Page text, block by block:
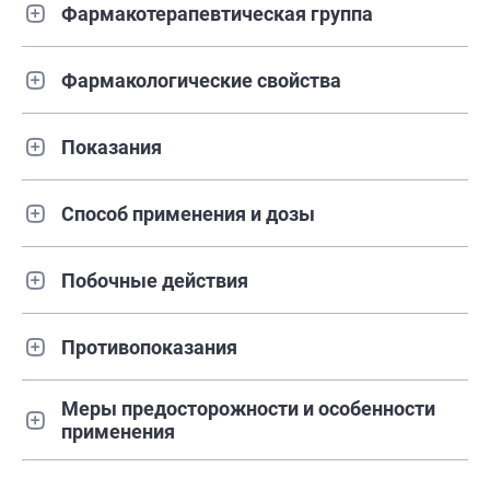
Фармакотерапевтическая группа
Фармакологические свойства
Показания
Способ применения и дозы
Побочные действия
Противопоказания
Меры предосторожности и особенности
применения